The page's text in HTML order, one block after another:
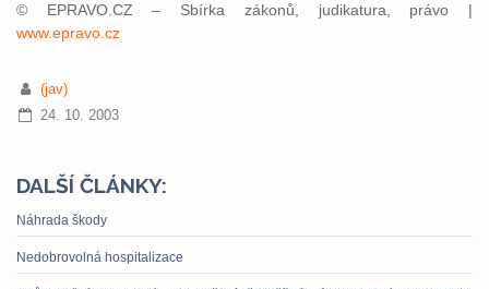
© EPRAVO.CZ – Sbírka zákonů, judikatura, právo |
www.epravo.cz
(jav)
24. 10. 2003
DALŠÍ ČLÁNKY:
Náhrada škody
Nedobrovolná hospitalizace